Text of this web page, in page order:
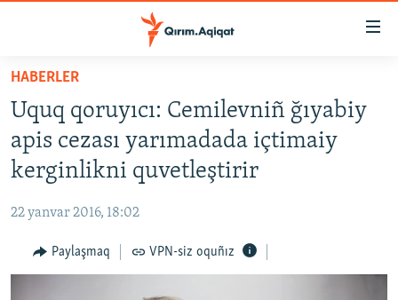
Esas
qaytmaq
Baş
navigatsiyağa
qaytmaq
Qıdıruvğa
qaytmaq
SİYASET
İQTİSADİYAT
MEDENİYET
İNSAN AQLARI
HABERLER
Uquq qoruyıcı: Cemilevniñ ğıyabiy
apis cezası yarımadada içtimaiy
kerginlikni quvetleştirir
22 yanvar 2016, 18:02
Paylaşmaq VPN-siz oquñız